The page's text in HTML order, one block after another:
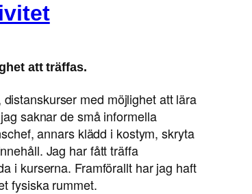
att träffas.
med möjlighet att lära
saknar de små informella
annars klädd i kostym, skryta
Jag har fått träffa
i kurserna. Framförallt har jag haft
fysiska rummet.